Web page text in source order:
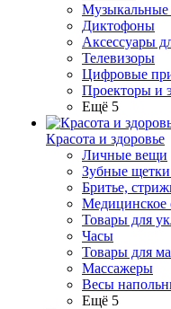
Музыкальные
Диктофоны
Аксессуары
Телевизоры
Цифровые
Проекторы и
Ещё 5
Красота и здоровье
Личные вещи
Зубные
Бритье,
Медицинское
Товары для
Часы
Товары для
Массажеры
Весы
Ещё 5